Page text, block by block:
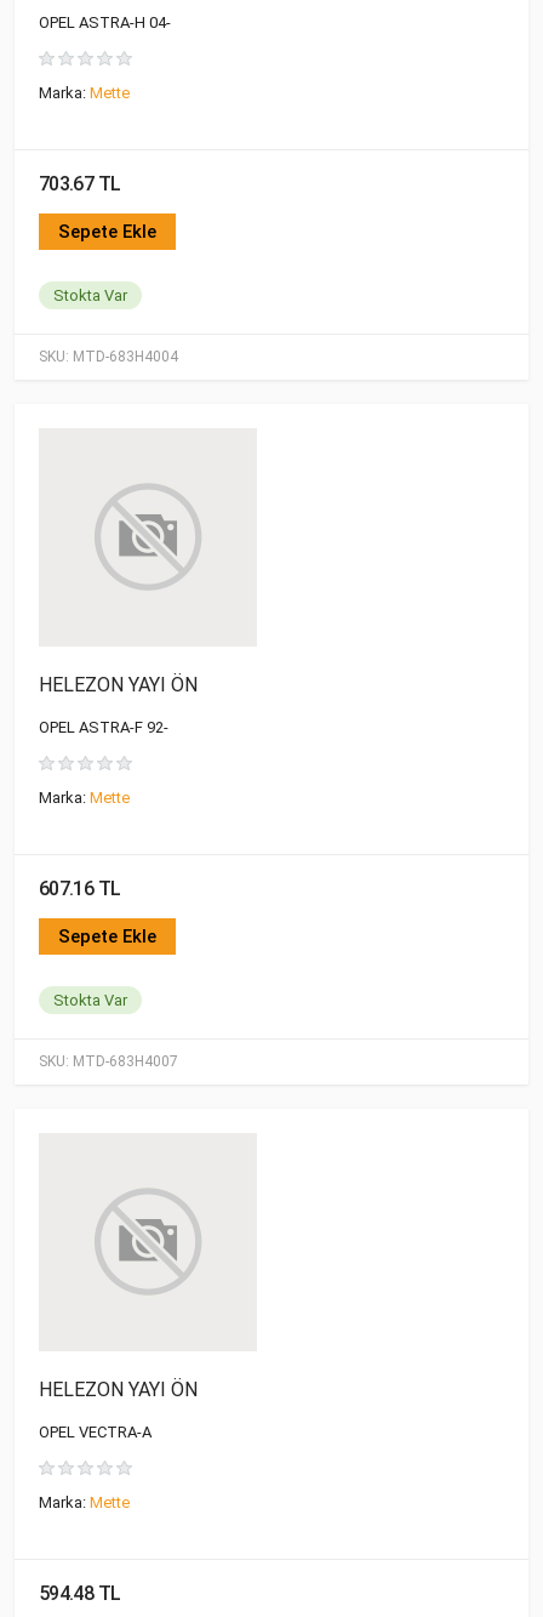
SKU: MTD-683H4004
OPEL ASTRA-H 04-
Marka: Mette
703.67 TL
Sepete Ekle
Stokta Var
SKU: MTD-683H4007
HELEZON YAYI ÖN
OPEL ASTRA-F 92-
Marka: Mette
607.16 TL
Sepete Ekle
Stokta Var
HELEZON YAYI ÖN
OPEL VECTRA-A
Marka: Mette
594.48 TL